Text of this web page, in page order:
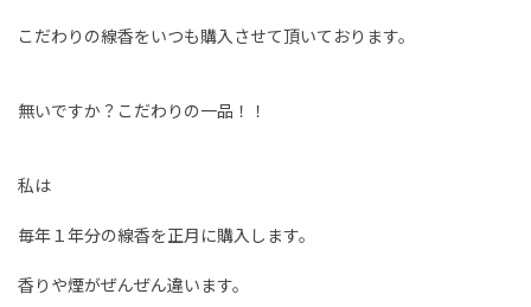
こだわりの線香をいつも購入させて頂いております。
無いですか？こだわりの一品！！
私は
毎年１年分の線香を正月に購入します。
香りや煙がぜんぜん違います。